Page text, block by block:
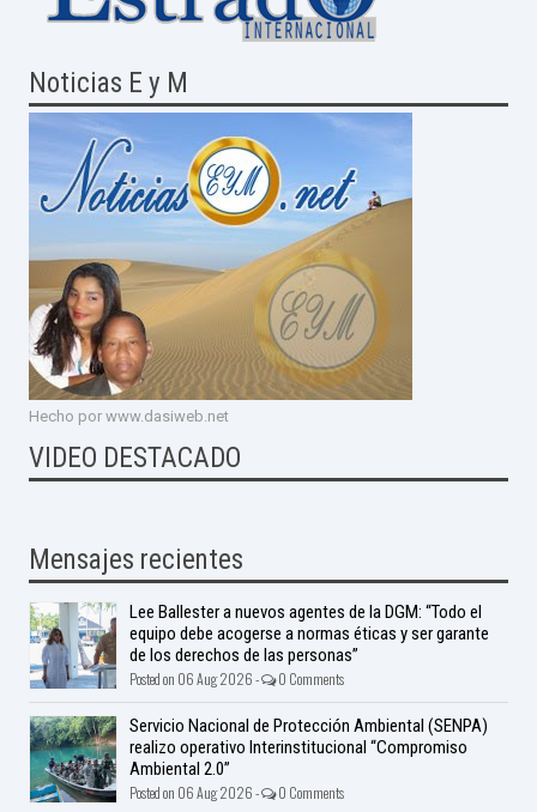
Noticias E y M
Hecho por www.dasiweb.net
VIDEO DESTACADO
Mensajes recientes
Lee Ballester a nuevos agentes de la DGM: “Todo el
equipo debe acogerse a normas éticas y ser garante
de los derechos de las personas”
Posted on 06 Aug 2026 - 0 Comments
Servicio Nacional de Protección Ambiental (SENPA)
realizo operativo Interinstitucional “Compromiso
Ambiental 2.0”
Posted on 06 Aug 2026 - 0 Comments